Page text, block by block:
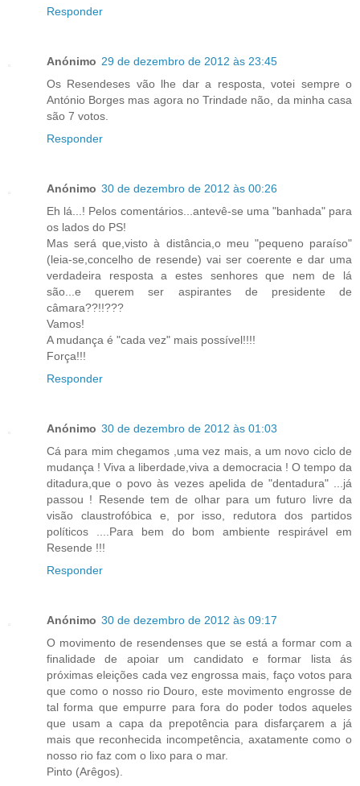
Responder
Anónimo 29 de dezembro de 2012 às 23:45
Os Resendeses vão lhe dar a resposta, votei sempre o
António Borges mas agora no Trindade não, da minha casa
são 7 votos.
Responder
Anónimo 30 de dezembro de 2012 às 00:26
Eh lá...! Pelos comentários...antevê-se uma "banhada" para
os lados do PS!
Mas será que,visto à distância,o meu "pequeno paraíso"
(leia-se,concelho de resende) vai ser coerente e dar uma
verdadeira resposta a estes senhores que nem de lá
são...e querem ser aspirantes de presidente de
câmara??!!???
Vamos!
A mudança é "cada vez" mais possível!!!!
Força!!!
Responder
Anónimo 30 de dezembro de 2012 às 01:03
Cá para mim chegamos ,uma vez mais, a um novo ciclo de
mudança ! Viva a liberdade,viva a democracia ! O tempo da
ditadura,que o povo às vezes apelida de "dentadura" ...já
passou ! Resende tem de olhar para um futuro livre da
visão claustrofóbica e, por isso, redutora dos partidos
políticos ....Para bem do bom ambiente respirável em
Resende !!!
Responder
Anónimo 30 de dezembro de 2012 às 09:17
O movimento de resendenses que se está a formar com a
finalidade de apoiar um candidato e formar lista ás
próximas eleições cada vez engrossa mais, faço votos para
que como o nosso rio Douro, este movimento engrosse de
tal forma que empurre para fora do poder todos aqueles
que usam a capa da prepotência para disfarçarem a já
mais que reconhecida incompetência, axatamente como o
nosso rio faz com o lixo para o mar.
Pinto (Arêgos).